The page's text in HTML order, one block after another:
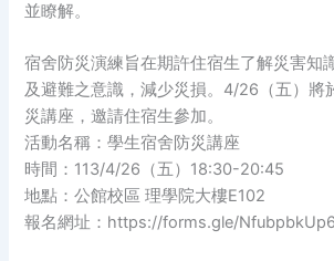
並瞭解。
宿舍防災演練旨在期許住宿生了解災害知
及避難之意識，減少災損。4/26（五）將
災講座，邀請住宿生參加。
活動名稱：學生宿舍防災講座
時間：113/4/26（五）18:30-20:45
地點：公館校區 理學院大樓E102
報名網址：https://forms.gle/